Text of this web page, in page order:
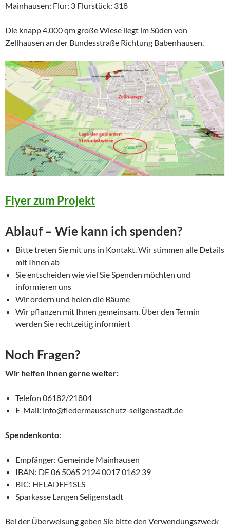
Mainhausen: Flur: 3 Flurstück: 318
Die knapp 4.000 qm große Wiese liegt im Süden von
Zellhausen an der Bundesstraße Richtung Babenhausen.
Flyer zum Projekt
Ablauf – Wie kann ich spenden?
Bitte treten Sie mit uns in Kontakt. Wir stimmen alle Details
mit Ihnen ab
Sie entscheiden wie viel Sie Spenden möchten und
informieren uns
Wir ordern und holen die Bäume
Wir pflanzen mit Ihnen gemeinsam. Über den Termin
werden Sie rechtzeitig informiert
Noch Fragen?
Wir helfen Ihnen gerne weiter:
Telefon 06182/21804
E-Mail: info@fledermausschutz-seligenstadt.de
Spendenkonto:
Empfänger: Gemeinde Mainhausen
IBAN: DE 06 5065 2124 0017 0162 39
BIC: HELADEF1SLS
Sparkasse Langen Seligenstadt
Bei der Überweisung geben Sie bitte den Verwendungszweck